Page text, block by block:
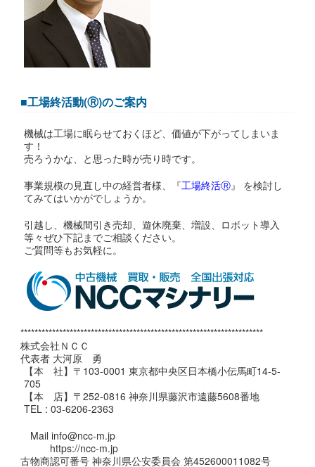
■工場終活動(Ⓡ)のご案内
機械は工場に眠らせておくほど、価値が下がってしまいま
す！
売ろうかな、と思った時が売り時です。
事業規模の見直し中の経営者様、『工場終活Ⓡ』 を検討し
てみてはいかがでしょうか。
引越し、機械間引き売却、遊休廃棄、増設、ロボット導入
等々ぜひ下記までご相談ください。
ご質問等もお気軽に。
*********************************************************************
株式会社ＮＣＣ
代表者 大河原 勇
【本 社】〒103-0001 東京都中央区日本橋小伝馬町14-5-
705
【本 店】〒252-0816 神奈川県藤沢市遠藤5608番地
TEL : 03-6206-2363
Mail info@ncc-m.jp
https://ncc-m.jp
古物商認可番号 神奈川県公安委員会 第452600011082号